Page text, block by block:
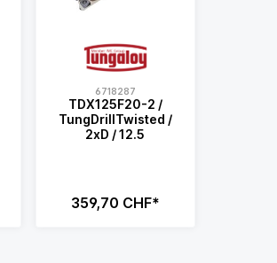
6718287
TDX125F20-2 /
TungDrillTwisted /
2xD / 12.5
359,70 CHF*